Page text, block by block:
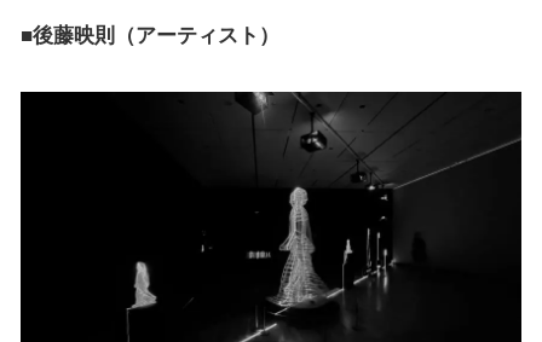
■後藤映則（アーティスト）